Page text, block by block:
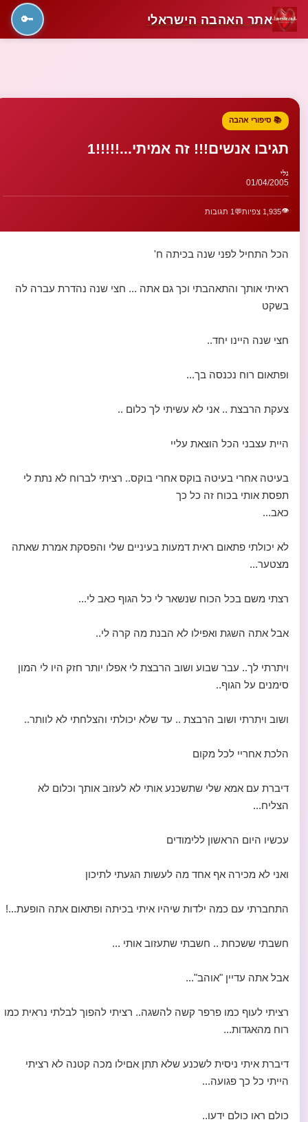
אתר האהבה הישראלי 🔑
📚 סיפורי אהבה
תגיבו אנשים!!! זה אמיתי...!!!!!1
גלי
01/04/2005
👁️1,935 צפיות 💬 1 תגובות
הכל התחיל לפני שנה בכיתה ח'
ראיתי אותך והתאהבתי וכך גם אתה ... חצי שנה נהדרת עברה לה
בשקט
חצי שנה היינו יחד..
ופתאום רוח נכנסה בך...
צעקת הרבצת .. אני לא עשיתי לך כלום ..
היית עצבני הכל הוצאת עליי
בעיטה אחרי בעיטה בוקס אחרי בוקס.. רציתי לברוח לא נתת לי
תפסת אותי בכוח זה כל כך
כאב...
לא יכולתי פתאום ראית דמעות בעיניים שלי והפסקת אמרת שאתה
מצטער...
רצתי משם בכל הכוח שנשאר לי כל הגוף כאב לי...
אבל אתה השגת ואפילו לא הבנת מה קרה לי..
ויתרתי לך.. עבר שבוע ושוב הרבצת לי אפלו יותר חזק היו לי המון
סימנים על הגוף..
ושוב ויתרתי ושוב הרבצת .. עד שלא יכולתי והצלחתי לא לוותר..
הלכת אחריי לכל מקום
דיברת עם אמא שלי שתשכנע אותי לא לעזוב אותך וכלום לא
הצליח...
עכשיו היום הראשון ללימודים
ואני לא מכירה אף אחד מה לעשות הגעתי לתיכון
התחברתי עם כמה ילדות שיהיו איתי בכיתה ופתאום אתה הופעת...!
חשבתי ששכחת .. חשבתי שתעזוב אותי ...
אבל אתה עדיין "אוהב"...
רציתי לעוף כמו פרפר קשה להשגה.. רציתי להפוך לבלתי נראית כמו
רוח מהאגדות...
דיברת איתי ניסית לשכנע שלא תתן אםילו מכה קטנה לא רציתי
הייתי כל כך פגועה...
כולם ראו כולם ידעו..